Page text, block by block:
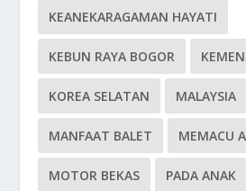
KEANEKARAGAMAN HAYATI
KEBUN RAYA BOGOR
KOREA SELATAN MALAYSIA
MANFAAT BALET MEMACU
MOTOR BEKAS PADA ANAK